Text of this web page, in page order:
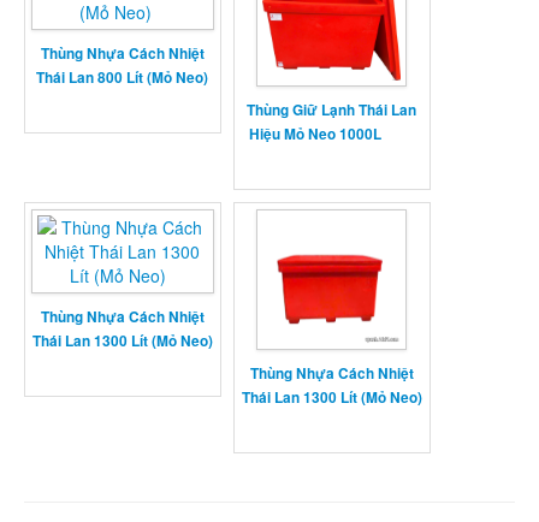
Thùng Nhựa Cách Nhiệt
Thái Lan 800 Lít (Mỏ Neo)
Thùng Giữ Lạnh Thái Lan
Hiệu Mỏ Neo 1000L
Thùng Nhựa Cách Nhiệt
Thái Lan 1300 Lít (Mỏ Neo)
Thùng Nhựa Cách Nhiệt
Thái Lan 1300 Lít (Mỏ Neo)